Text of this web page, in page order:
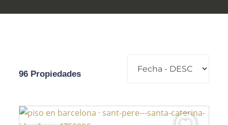
96 Propiedades